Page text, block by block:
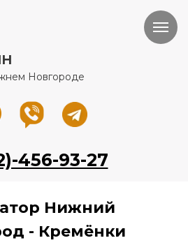
456-93-27
Новгороде
Нижний
- Кремёнки